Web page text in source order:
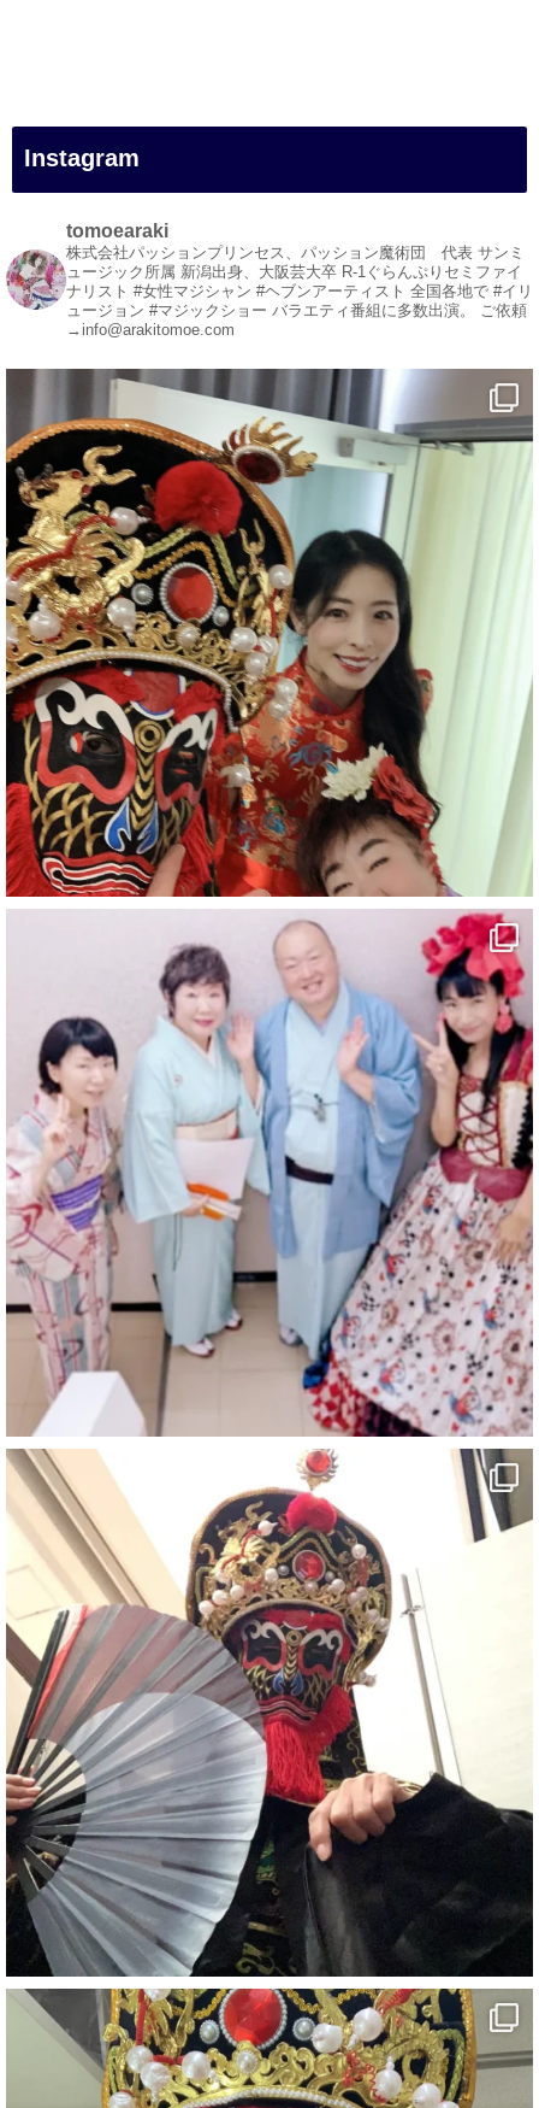
#白浜町
#変面ショー
#イベント
#宴会
#余興
1 5 X
マジシャン派遣 パッションプリンセス【公式】
@comedy_illusion · 5 8月
お疲れ様です
YouTubeを更新しました
https://youtu.be/9Vo2WgtDLME @YouTube
#企業公式がお疲れ様を言い合う
#チャンネル登録おねがいします
#愛媛県
#新居浜市
#幸福駅
#別子銅山
#鉱山観光列車
#四国
#愛媛観光
#旅行
#旅行動画
#一人旅
#観光スポット
#旅行好きと繋がりたい
7 X
マジシャン派遣 パッションプリンセス【公式】
@comedy_illusion · 4 8月
お疲れ様です
ブログ更新しました
「マジシャン和歌山旅 白浜町・三段壁洞窟」
#企業公式がお疲れ様を言い合う
#旅行好きな人と繋がりたい
#一人旅
#女性マジシャン
#出張マジック
#マジシャン派遣
#イリュージョン
#和歌山県
#白浜町
#変面ショー
#イベント
#宴会
#余興
2 X
さらに読み込む
Instagram
tomoearaki
株式会社パッションプリンセス、パッション魔術団 代表 サンミ
ュージック所属 新潟出身、大阪芸大卒 R-1ぐらんぷりセミファイ
ナリスト #女性マジシャン #ヘブンアーティスト 全国各地で #イリ
ュージョン #マジックショー バラエティ番組に多数出演。 ご依頼
→info@arakitomoe.com